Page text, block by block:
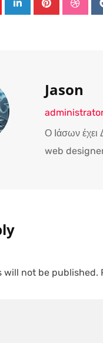
LinkedInPinterest
Jason
Ο Ιάσων έχει
web
will not be published.